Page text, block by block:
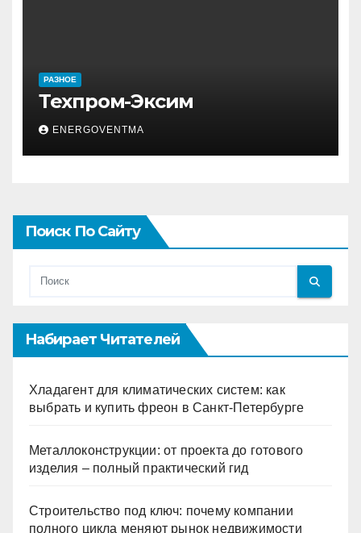
РАЗНОЕ
Техпром-Эксим
ENERGOVENTMA
Поиск По Сайту
Набирает Читателей
Хладагент для климатических систем: как
выбрать и купить фреон в Санкт-Петербурге
Металлоконструкции: от проекта до готового
изделия – полный практический гид
Строительство под ключ: почему компании
полного цикла меняют рынок недвижимости